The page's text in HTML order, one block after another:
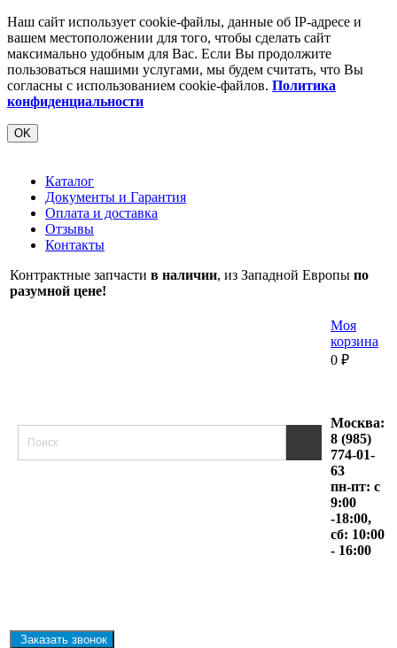
Наш сайт использует cookie-файлы, данные об IP-адресе и
вашем местоположении для того, чтобы сделать сайт
максимально удобным для Вас. Если Вы продолжите
пользоваться нашими услугами, мы будем считать, что Вы
согласны с использованием cookie-файлов. Политика
конфиденциальности
OK
Каталог
Документы и Гарантия
Оплата и доставка
Отзывы
Контакты
Контрактные запчасти в наличии, из Западной Европы по
разумной цене!
Моя
корзина
0 ₽
Москва:
8 (985)
774-01-
63
пн-пт: с
9:00
-18:00,
сб: 10:00
- 16:00
Заказать звонок